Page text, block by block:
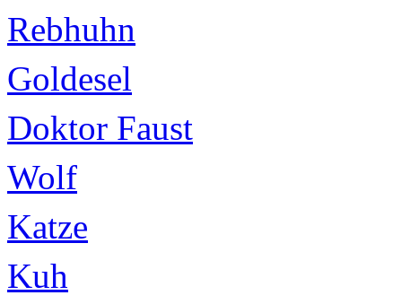
Rebhuhn
Goldesel
Doktor Faust
Wolf
Katze
Kuh